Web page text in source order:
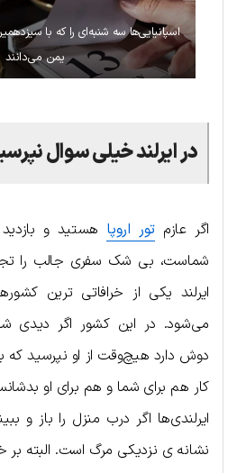
اسپانیایی‌ها سه شنبه‌ای را که با
یمن می‌دانند
در ایرلند خیلی سوال
اگر عازمتور اروپا هستید و بازدید
شماست، بی شک سفری جالب را
ایرلند یکی از خرافاتی ترین
می‌شود. در این کشور اگر دیدی
دوش دارد هیچ‌وقت از او نپرسید که
کار هم برای شما و هم برای او
ایرلندی‌ها اگر درب منزل را باز و
نشانه ی نزدیکی مرگ است. البته بر